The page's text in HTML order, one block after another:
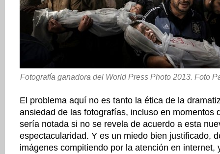
Fotografía ganadora del World Press Photo 2013. Foto
El problema aquí no es tanto la ética de la
ansiedad de las fotografías, incluso en momentos
sería notada si no se revela de acuerdo a esta
espectacularidad. Y es un miedo bien justificado,
imágenes compitiendo por la atención en internet,